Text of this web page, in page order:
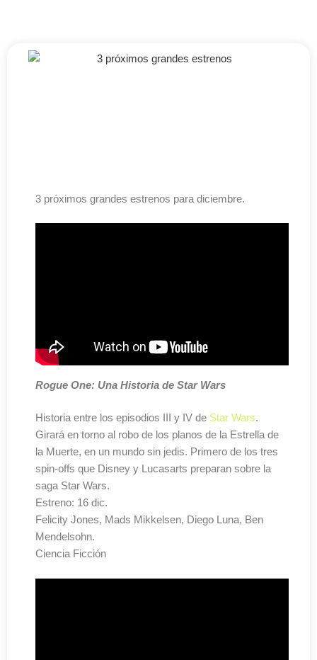
3 próximos grandes estrenos para diciembre.
Rogue One: Una Historia de Star Wars
Historia entre los episodios III y IV de Star Wars.
Girará en torno al robo de los planos de la Estrella de
la Muerte, en un mundo sin jedis. Primero de los tres
spin-offs que Disney y Lucasarts preparan sobre la
saga Star Wars.
Estreno: 16 dic.
Felicity Jones, Mads Mikkelsen, Diego Luna, Ben
Mendelsohn.
Ciencia Ficción